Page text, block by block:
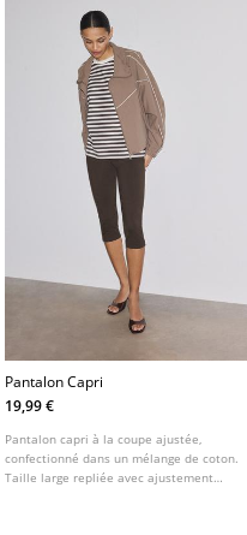
Pantalon Capri
19,99 €
Pantalon capri à la coupe ajustée,
confectionné dans un mélange de coton.
Taille large repliée avec ajustement